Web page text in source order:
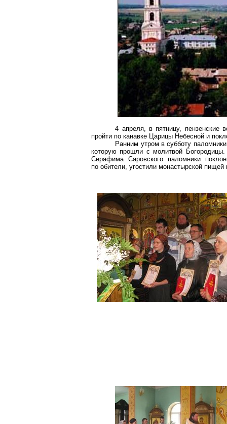
4 апреля, в пятницу, пензенские
пройти по канавке Царицы Небесной и
Ранним утром в субботу
которую прошли с молитвой
Серафима Саровского паломники
по обители, угостили монастырской